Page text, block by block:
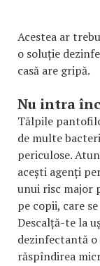
Acestea ar
o soluție
casă are gripă.
Nu intra
Tălpile
de multe
periculose.
acești agenți
unui risc major
pe copii, care
Descalță-te la
dezinfectantă
răspîndirea